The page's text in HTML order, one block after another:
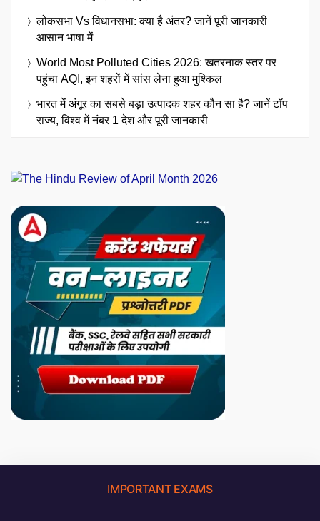
लोकसभा Vs विधानसभा: क्या है अंतर? जानें पूरी जानकारी
आसान भाषा में
World Most Polluted Cities 2026: खतरनाक स्तर पर
पहुंचा AQI, इन शहरों में सांस लेना हुआ मुश्किल
भारत में अंगूर का सबसे बड़ा उत्पादक शहर कौन सा है? जानें टॉप
राज्य, विश्व में नंबर 1 देश और पूरी जानकारी
IMPORTANT EXAMS